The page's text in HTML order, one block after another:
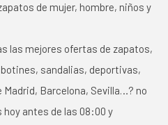
de mujer, hombre, niños y
las mejores ofertas de zapatos,
sandalias, deportivas,
Barcelona, Sevilla…? no
antes de las 08:00 y